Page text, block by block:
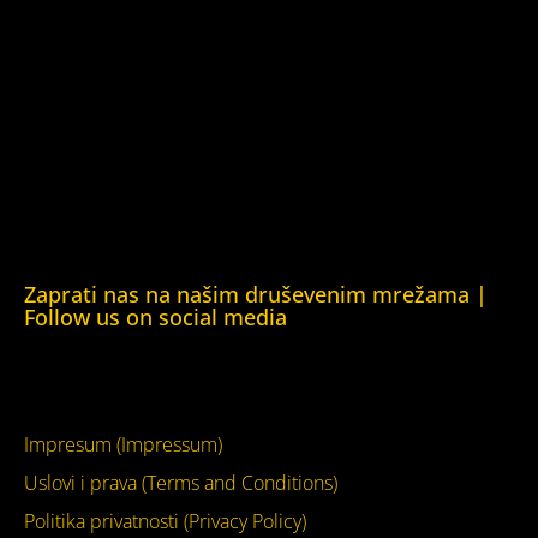
Zaprati nas na našim druševenim mrežama |
Follow us on social media
Impresum (Impressum)
Uslovi i prava (Terms and Conditions)
Politika privatnosti (Privacy Policy)